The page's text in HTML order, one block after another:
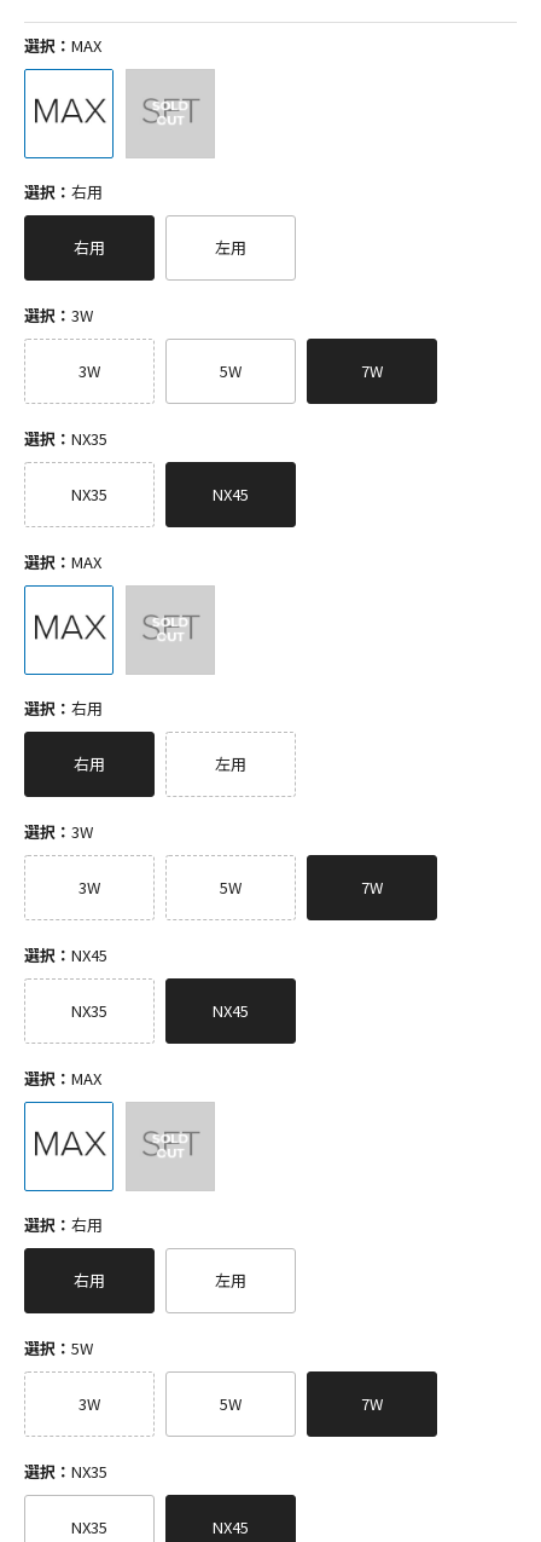
選択： MAX
選択： 右用
右用 左用
選択： 3W
3W 5W 7W
選択： NX35
NX35 NX45
選択： MAX
選択： 右用
右用 左用
選択： 3W
3W 5W 7W
選択： NX45
NX35 NX45
選択： MAX
選択： 右用
右用 左用
選択： 5W
3W 5W 7W
選択： NX35
NX35 NX45